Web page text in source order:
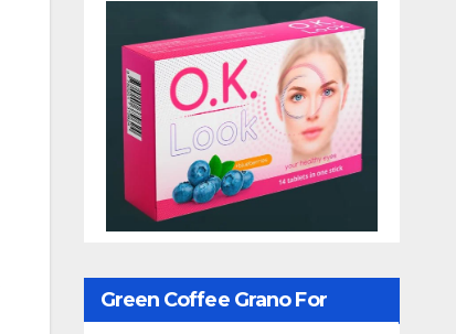
Green Coffee Grano For